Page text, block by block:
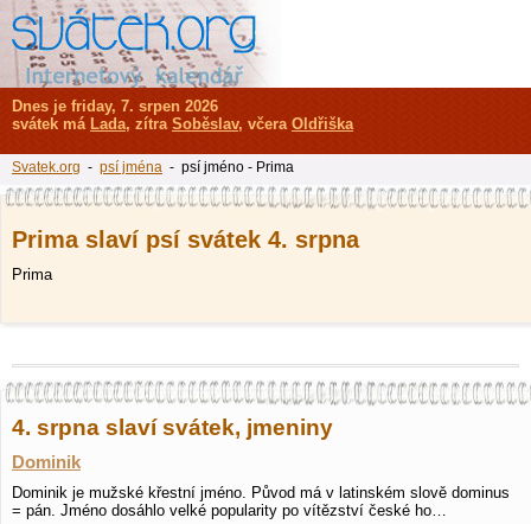
Prima slaví psí svátek 4. srpna
Prima
4. srpna slaví svátek, jmeniny
Dominik
Dominik je mužské křestní jméno. Původ má v latinském slově dominus
= pán. Jméno dosáhlo velké popularity po vítězství české ho…
Dnes je friday, 7. srpen 2026
svátek má Lada, zítra Soběslav, včera Oldřiška
Svatek.org - psí jména - psí jméno - Prima